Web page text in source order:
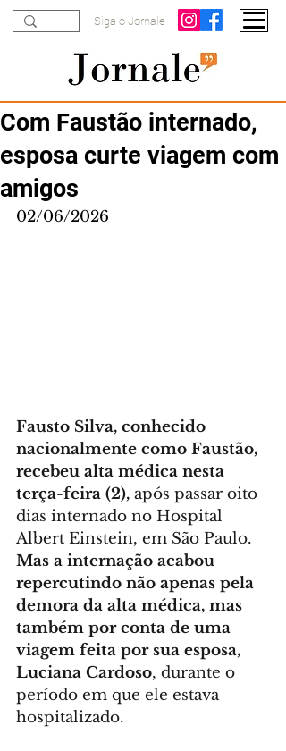
Siga o Jornale
Com Faustão internado,
esposa curte viagem com
amigos
02/06/2026
Fausto Silva, conhecido
nacionalmente como Faustão,
recebeu alta médica nesta
terça-feira (2), após passar oito
dias internado no Hospital
Albert Einstein, em São Paulo.
Mas a internação acabou
repercutindo não apenas pela
demora da alta médica, mas
também por conta de uma
viagem feita por sua esposa,
Luciana Cardoso, durante o
período em que ele estava
hospitalizado.